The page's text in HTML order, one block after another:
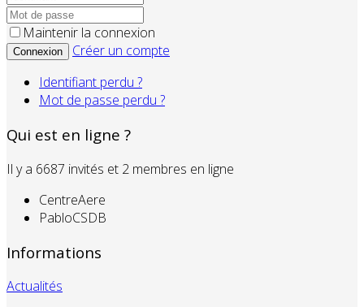
Maintenir la connexion
Connexion
Créer un compte
Identifiant perdu ?
Mot de passe perdu ?
Qui est en ligne ?
Il y a 6687 invités et 2 membres en ligne
CentreAere
PabloCSDB
Informations
Actualités